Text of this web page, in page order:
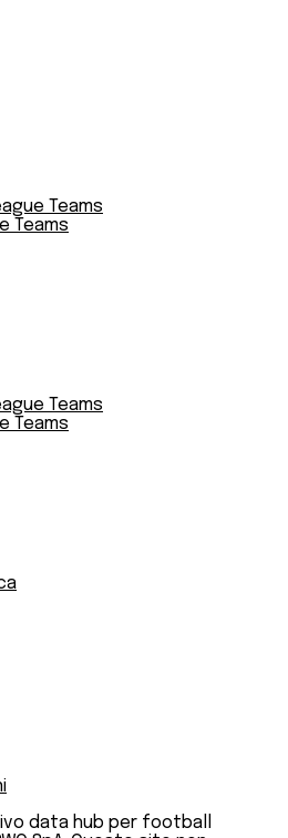
Teams
Teams
Teams
Teams
data hub per football